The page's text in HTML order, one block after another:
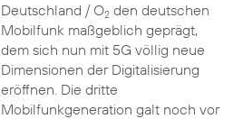
Deutschland / O2den deutschen
Mobilfunk maßgeblich geprägt,
dem sich nun mit 5G völlig neue
Dimensionen der Digitalisierung
eröffnen. Die dritte
Mobilfunkgeneration galt noch vor